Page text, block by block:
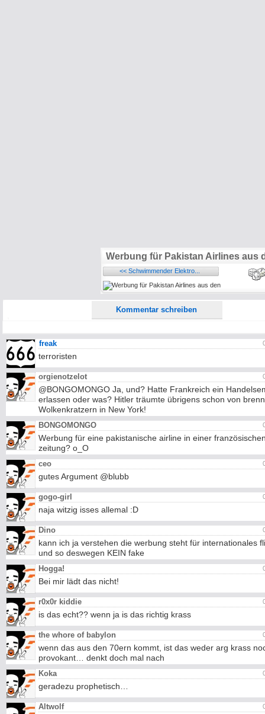
Werbung für Pakistan Airlines aus
<< Schwimmender Elektro...
Kommentar schreiben
URLs werden automatisch umgewandelt. Bitte verwende "www." oder "http://" in URLs
Ich möchte eine E-Mail, wenn auf dieser Seite weitere Kommentare erscheinen.
freak
terroristen
orgienotzelot
@BONGOMONGO Ja, und? Hatte Frankreich ein
erlassen oder was? Hitler träumte übrigens schon von
Wolkenkratzern in New York!
BONGOMONGO
Werbung für eine pakistanische airline in einer
zeitung? o_O
ceo
gutes Argument @blubb
gogo-girl
naja witzig isses allemal :D
Dino
kann ich ja verstehen die werbung steht für internationales
und so deswegen KEIN fake
Hogga!
Bei mir lädt das nicht!
r0x0r kiddie
is das echt?? wenn ja is das richtig krass
the whore of babylon
wenn das aus den 70ern kommt, ist das weder arg krass
provokant… denkt doch mal nach
Koka
geradezu prophetisch…
Altwolf